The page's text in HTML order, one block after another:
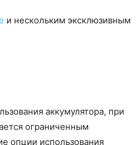
и нескольким эксклюзивным
аккумулятора, при
ограниченным
опции использования